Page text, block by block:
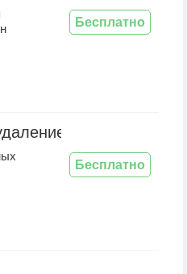
Бесплатно
фотографий и
Бесплатно